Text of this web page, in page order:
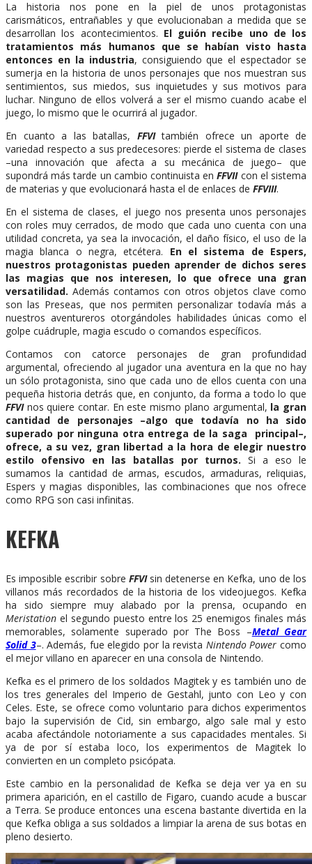
La historia nos pone en la piel de unos protagonistas
carismáticos, entrañables y que evolucionaban a medida que se
desarrollan los acontecimientos. El guión recibe uno de los
tratamientos más humanos que se habían visto hasta
entonces en la industria, consiguiendo que el espectador se
sumerja en la historia de unos personajes que nos muestran sus
sentimientos, sus miedos, sus inquietudes y sus motivos para
luchar. Ninguno de ellos volverá a ser el mismo cuando acabe el
juego, lo mismo que le ocurrirá al jugador.
En cuanto a las batallas, FFVI también ofrece un aporte de
variedad respecto a sus predecesores: pierde el sistema de clases
–una innovación que afecta a su mecánica de juego– que
supondrá más tarde un cambio continuista enFFVII con el sistema
de materias y que evolucionará hasta el de enlaces de FFVIII.
En el sistema de clases, el juego nos presenta unos personajes
con roles muy cerrados, de modo que cada uno cuenta con una
utilidad concreta, ya sea la invocación, el daño físico, el uso de la
magia blanca o negra, etcétera. En el sistema de Espers,
nuestros protagonistas pueden aprender de dichos seres
las magias que nos interesen, lo que ofrece una gran
versatilidad. Además contamos con otros objetos clave como
son las Preseas, que nos permiten personalizar todavía más a
nuestros aventureros otorgándoles habilidades únicas como el
golpe cuádruple, magia escudo o comandos específicos.
Contamos con catorce personajes de gran profundidad
argumental, ofreciendo al jugador una aventura en la que no hay
un sólo protagonista, sino que cada uno de ellos cuenta con una
pequeña historia detrás que, en conjunto, da forma a todo lo que
FFVInos quiere contar. En este mismo plano argumental, la gran
cantidad de personajes –algo que todavía no ha sido
superado por ninguna otra entrega de la saga principal–,
ofrece, a su vez, gran libertad a la hora de elegir nuestro
estilo ofensivo en las batallas por turnos. Si a eso le
sumamos la cantidad de armas, escudos, armaduras, reliquias,
Espers y magias disponibles, las combinaciones que nos ofrece
como RPG son casi infinitas.
KEFKA
Es imposible escribir sobre FFVI sin detenerse en Kefka, uno de los
villanos más recordados de la historia de los videojuegos. Kefka
ha sido siempre muy alabado por la prensa, ocupando en
Meristation el segundo puesto entre los 25 enemigos finales más
memorables, solamente superado por The Boss –Metal Gear
Solid 3–. Además, fue elegido por la revista Nintendo Power como
el mejor villano en aparecer en una consola de Nintendo.
Kefka es el primero de los soldados Magitek y es también uno de
los tres generales del Imperio de Gestahl, junto con Leo y con
Celes. Este, se ofrece como voluntario para dichos experimentos
bajo la supervisión de Cid, sin embargo, algo sale mal y esto
acaba afectándole notoriamente a sus capacidades mentales. Si
ya de por sí estaba loco, los experimentos de Magitek lo
convierten en un completo psicópata.
Este cambio en la personalidad de Kefka se deja ver ya en su
primera aparición, en el castillo de Figaro, cuando acude a buscar
a Terra. Se produce entonces una escena bastante divertida en la
que Kefka obliga a sus soldados a limpiar la arena de sus botas en
pleno desierto.